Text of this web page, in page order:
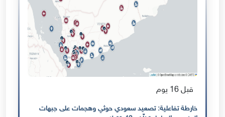
قبل 16 يوم
خارطة تفاعلية: تصعيد سعودي حوثي وهجمات على جبهات